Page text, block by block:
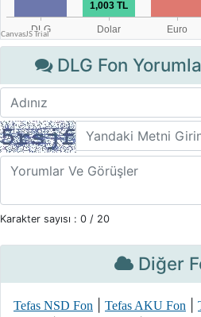
DLG Fon
Karakter sayısı : 0 / 20
Diğer
Tefas NSD Fon Tefas AKU Fon